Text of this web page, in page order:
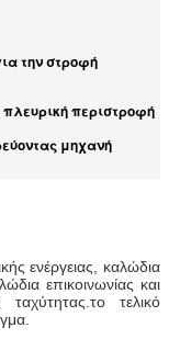
την στροφή
περιστροφή
μηχανή
ενέργειας, καλώδια
επικοινωνίας και
τελικό